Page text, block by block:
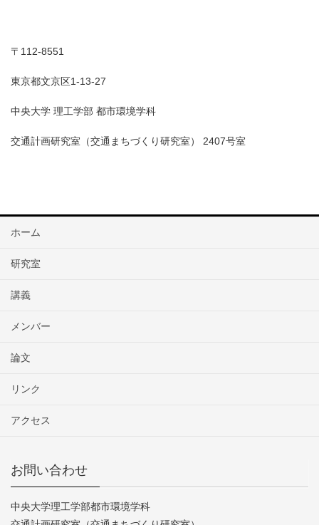
〒112-8551
東京都文京区1-13-27
中央大学 理工学部 都市環境学科
交通計画研究室（交通まちづくり研究室） 2407号室
ホーム
研究室
講義
メンバー
論文
リンク
アクセス
お問い合わせ
中央大学理工学部都市環境学科